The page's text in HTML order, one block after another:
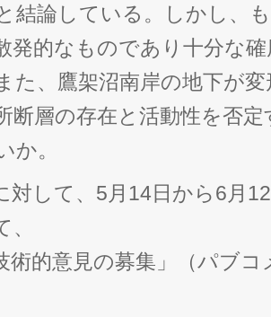
結論している。しかし、
発的なものであり十分な
た、鷹架沼南岸の地下が
断層の存在と活動性を否
か。
対して、5月14日から6月
術的意見の募集」（パブ